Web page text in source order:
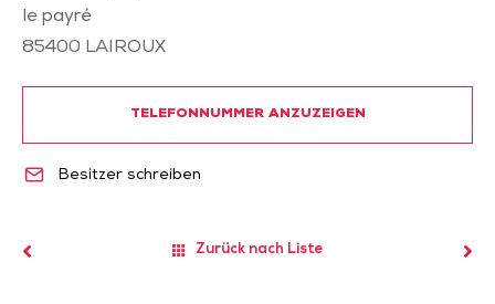
le payré
85400 LAIROUX
TELEFONNUMMER ANZUZEIGEN
Besitzer schreiben
Zurück nach Liste